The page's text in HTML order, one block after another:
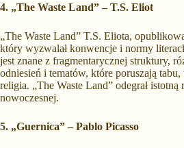
4. „The Waste Land” – T.S. Eliot
„The Waste Land” T.S. Eliota,
który wyzwalał konwencje i normy
jest znane z fragmentarycznej struktury,
odniesień i tematów, które poruszają
religia. „The Waste Land” odegrał
nowoczesnej.
5. „Guernica” – Pablo Picasso